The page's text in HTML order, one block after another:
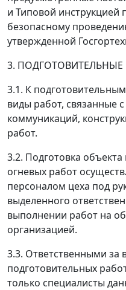
и Типовой инструкцией
безопасному
утвержденной
3. ПОДГОТОВИТЕЛЬНЫЕ
3.1. К
виды работ, связанные
коммуникаций,
работ.
3.2. Подготовка
огневых работ
персоналом цеха под
выделенного
выполнении работ на
организацией.
3.3. Ответственными за
подготовительных
только специалисты